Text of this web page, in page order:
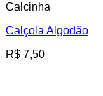
Calcinha
Calçola Algodão
R$ 7,50